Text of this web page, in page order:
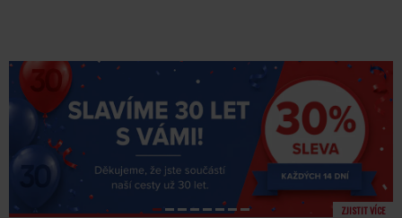
ZJISTIT VÍCE